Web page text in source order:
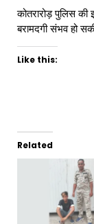
कोतरारोड़ पुलिस की
बरामदगी संभव हो
Like this:
Related